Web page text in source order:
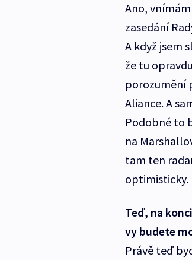
Ano,
zasedání
A když jsem
že tu
porozumění
Aliance. A
Podobné to
na
tam ten
optimisticky.
Teď, na
vy budete
Právě teď